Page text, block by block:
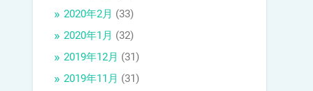
2020年2月 (33)
2020年1月 (32)
2019年12月 (31)
2019年11月 (31)